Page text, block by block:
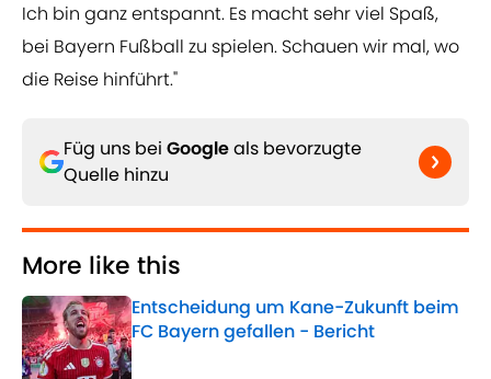
Ich bin ganz entspannt. Es macht sehr viel Spaß,
bei Bayern Fußball zu spielen. Schauen wir mal, wo
die Reise hinführt."
Füg uns bei Googleals bevorzugte
Quelle hinzu
More like this
Entscheidung um Kane-Zukunft beim
FC Bayern gefallen - Bericht
Published by on Invalid Date